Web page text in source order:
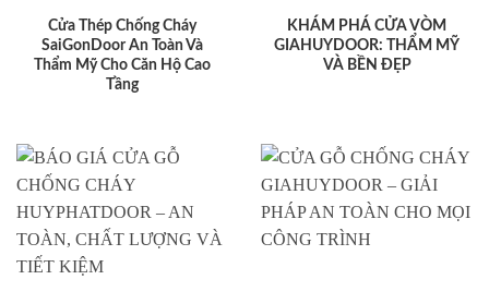
Cửa Thép Chống Cháy
SaiGonDoor An Toàn Và
Thẩm Mỹ Cho Căn Hộ Cao
Tầng
KHÁM PHÁ CỬA VÒM
GIAHUYDOOR: THẨM MỸ
VÀ BỀN ĐẸP